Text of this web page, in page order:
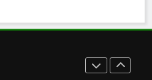
MEDIA